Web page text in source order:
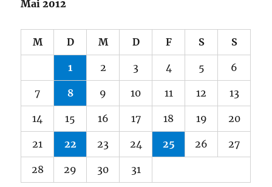
Mai 2012
M D M D F S S
1 2 3 4 5 6
7 8 9 10 11 12 13
14 15 16 17 18 19 20
21 22 23 24 25 26 27
28 29 30 31